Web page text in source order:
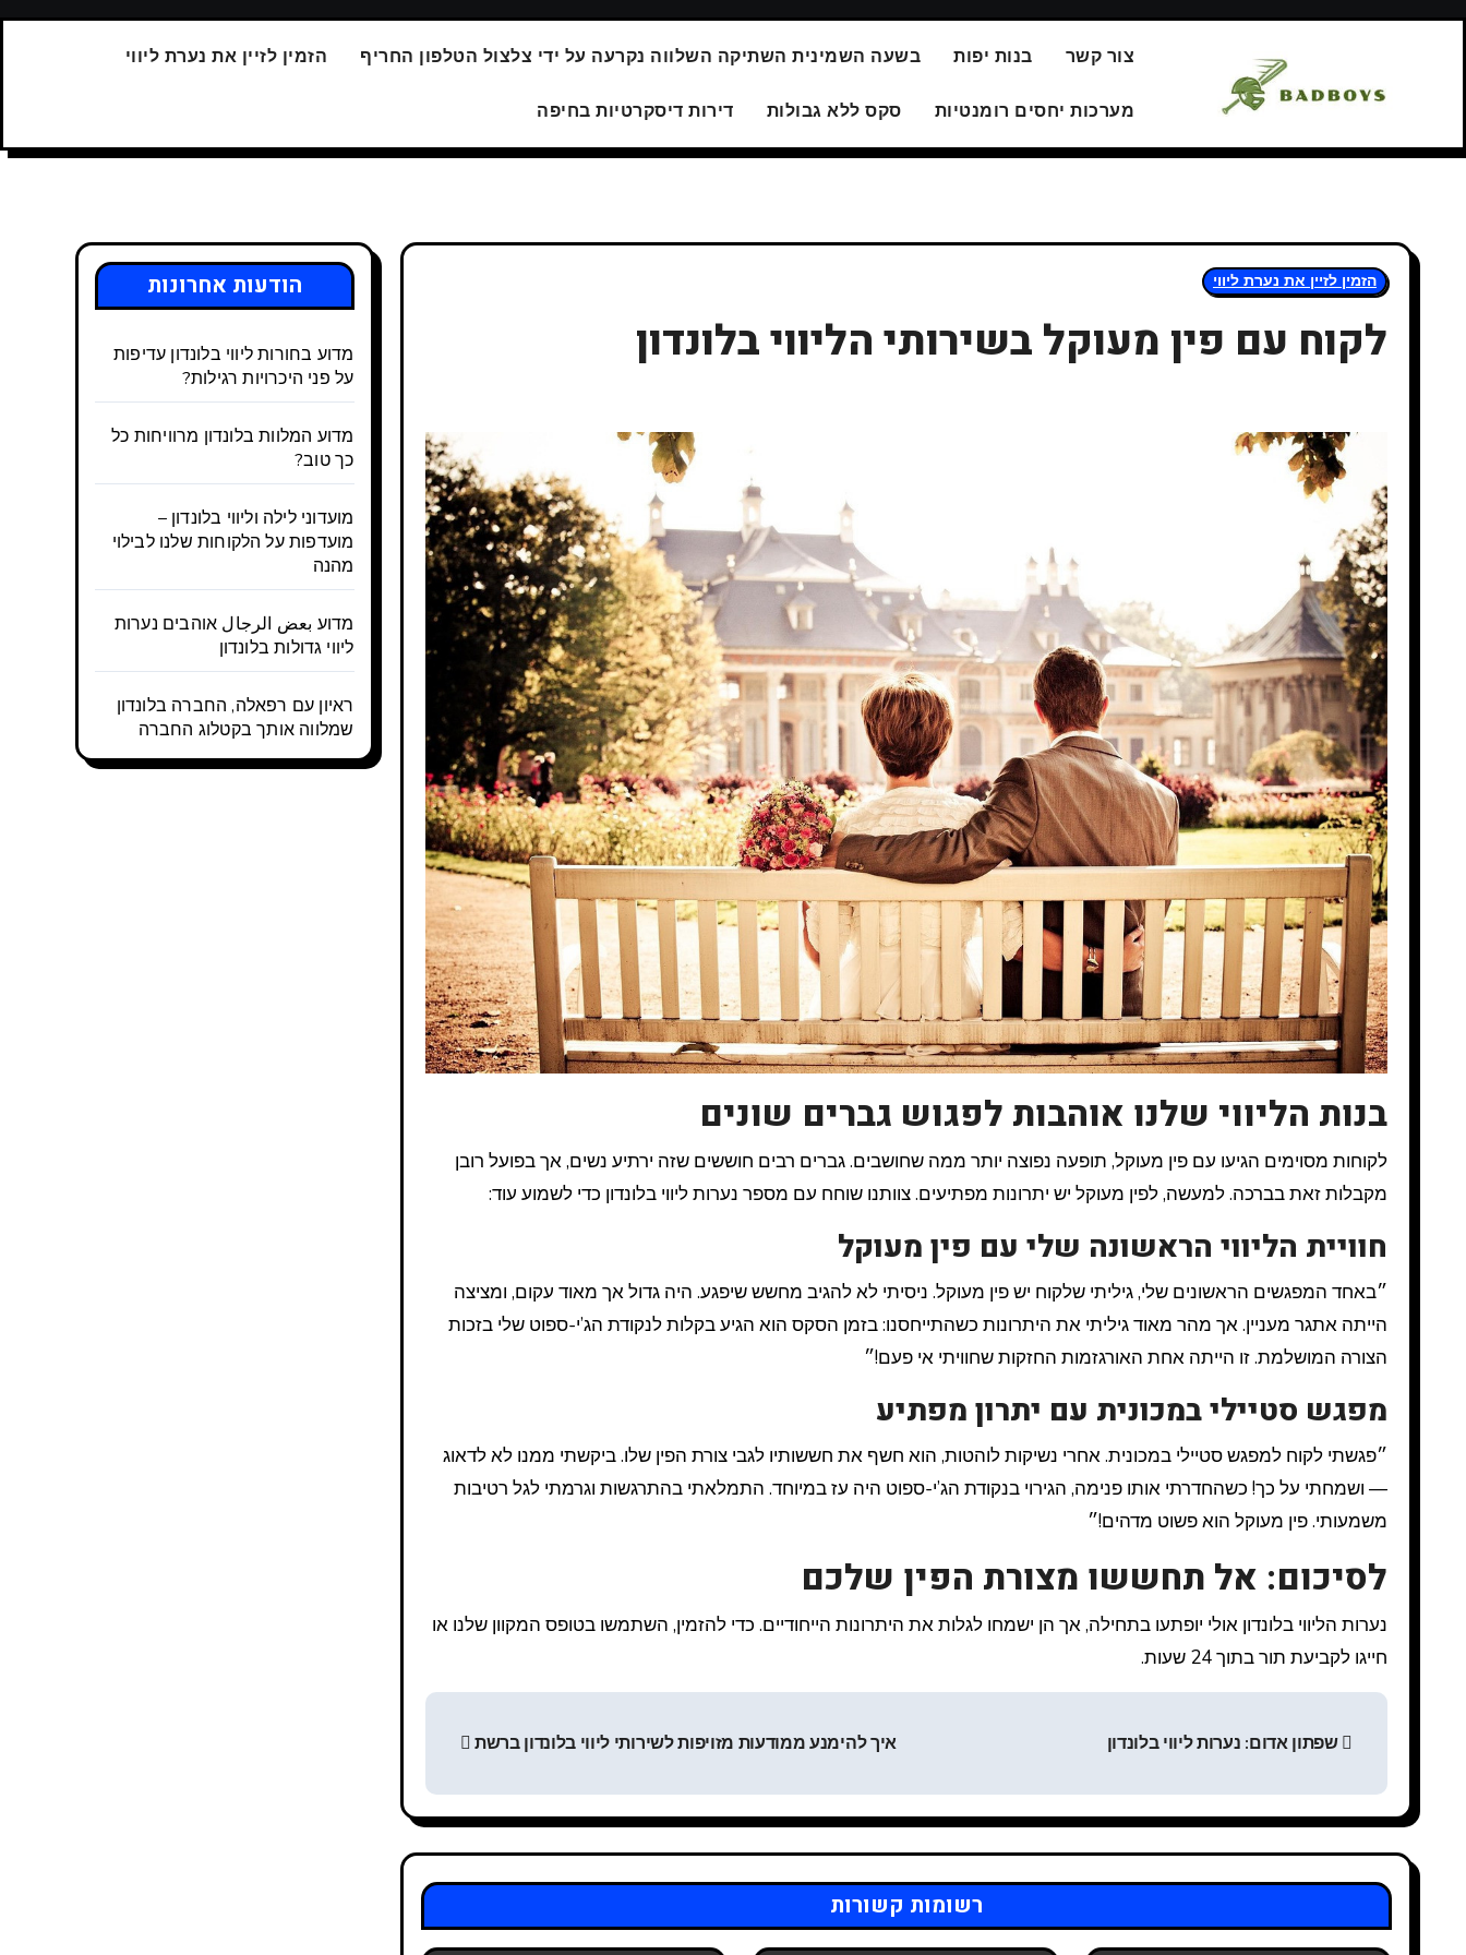
צור קשר בנות יפות בשעה השמינית השתיקה השלווה נקרעה על ידי צלצול הטלפון החריף הזמין לזיין את נערת ליווי
מערכות יחסים רומנטיות סקס ללא גבולות דירות דיסקרטיות בחיפה
הזמין לזיין את נערת ליווי
לקוח עם פין מעוקל בשירותי הליווי בלונדון
בנות הליווי שלנו אוהבות לפגוש גברים שונים
לקוחות מסוימים הגיעו עם פין מעוקל, תופעה נפוצה יותר ממה שחושבים. גברים רבים חוששים שזה ירתיע נשים, אך בפועל רובן
מקבלות זאת בברכה. למעשה, לפין מעוקל יש יתרונות מפתיעים. צוותנו שוחח עם מספר נערות ליווי בלונדון כדי לשמוע עוד:
חוויית הליווי הראשונה שלי עם פין מעוקל
״באחד המפגשים הראשונים שלי, גיליתי שלקוח יש פין מעוקל. ניסיתי לא להגיב מחשש שיפגע. היה גדול אך מאוד עקום, ומציצה
הייתה אתגר מעניין. אך מהר מאוד גיליתי את היתרונות כשהתייחסנו: בזמן הסקס הוא הגיע בקלות לנקודת הג’י-ספוט שלי בזכות
הצורה המושלמת. זו הייתה אחת האורגזמות החזקות שחוויתי אי פעם!״
מפגש סטיילי במכונית עם יתרון מפתיע
״פגשתי לקוח למפגש סטיילי במכונית. אחרי נשיקות לוהטות, הוא חשף את חששותיו לגבי צורת הפין שלו. ביקשתי ממנו לא לדאוג
— ושמחתי על כך! כשהחדרתי אותו פנימה, הגירוי בנקודת הג’י-ספוט היה עז במיוחד. התמלאתי בהתרגשות וגרמתי לגל רטיבות
משמעותי. פין מעוקל הוא פשוט מדהים!״
לסיכום: אל תחששו מצורת הפין שלכם
נערות הליווי בלונדון אולי יופתעו בתחילה, אך הן ישמחו לגלות את היתרונות הייחודיים. כדי להזמין, השתמשו בטופס המקוון שלנו או
חייגו לקביעת תור בתוך 24 שעות.
Н
в
и
г
а
שפתון אדום: נערות ליווי בלונדון איך להימנע ממודעות מזויפות לשירותי ליווי בלונדון ברשת
רשומות קשורות
הודעות אחרונות
מדוע בחורות ליווי בלונדון עדיפות
על פני היכרויות רגילות?
מדוע המלוות בלונדון מרוויחות כל
כך טוב?
מועדוני לילה וליווי בלונדון –
מועדפות על הלקוחות שלנו לבילוי
מהנה
מדוע بعض الرجال אוהבים נערות
ליווי גדולות בלונדון
ראיון עם רפאלה, החברה בלונדון
שמלווה אותך בקטלוג החברה